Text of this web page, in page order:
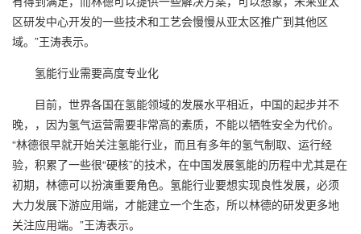
区研发中心开发的一些技术和工艺会慢慢从亚太区推广到其他区
域。”王涛表示。
氢能行业需要高度专业化
目前，世界各国在氢能领域的发展水平相近，中国的起步并不
晚，，因为氢气运营需要非常高的素质，不能以牺牲安全为代价。
“林德很早就开始关注氢能行业，而且有多年的氢气制取、运行经
验，积累了一些很“硬核”的技术，在中国发展氢能的历程中尤其是在
初期，林德可以扮演重要角色。氢能行业要想实现良性发展，必须
大力发展下游应用端，才能建立一个生态，所以林德的研发更多地
关注应用端。”王涛表示。